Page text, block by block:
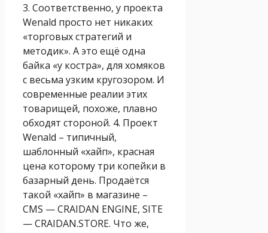
3. Соответственно, у проекта
Wenald просто нет никаких
«торговых стратегий и
методик». А это ещё одна
байка «у костра», для хомяков
с весьма узким кругозором. И
современные реалии этих
товарищей, похоже, плавно
обходят стороной. 4. Проект
Wenald – типичный,
шаблонный «хайп», красная
цена которому три копейки в
базарный день. Продаётся
такой «хайп» в магазине –
CMS — CRAIDAN ENGINE, SITE
— CRAIDAN.STORE. Что же,